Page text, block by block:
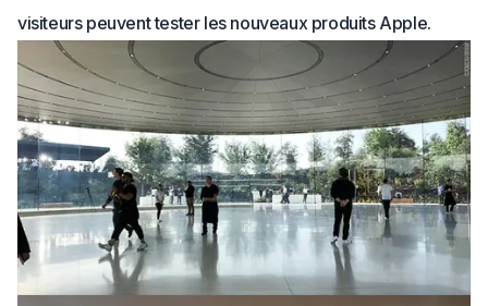
visiteurs peuvent tester les nouveaux produits Apple.